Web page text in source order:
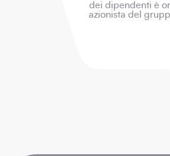
dei dipendenti è
azionista del